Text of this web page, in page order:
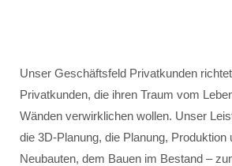
Unser Geschäftsfeld Privatkunden
Privatkunden, die ihren Traum vom
Wänden verwirklichen wollen. Unser
die 3D-Planung, die Planung, Produktion
Neubauten, dem Bauen im Bestand –